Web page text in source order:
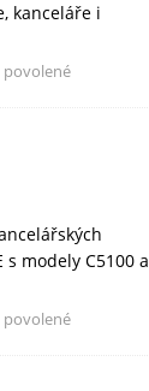
kanceláře i
povolené
s modely C5100 a
povolené